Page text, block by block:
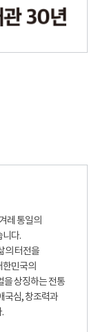
레 통일의
니다.
의 터전을
한민국의
을 상징하는 전통
국심, 창조력과